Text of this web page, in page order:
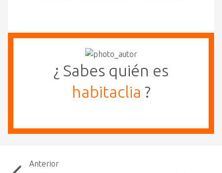
¿ Sabes quién es
habitaclia ?
Anterior